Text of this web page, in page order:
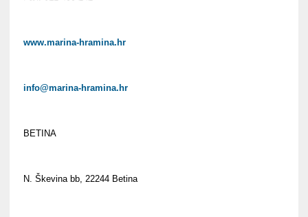
www.marina-hramina.hr
info@marina-hramina.hr
BETINA
N. Škevina bb, 22244 Betina